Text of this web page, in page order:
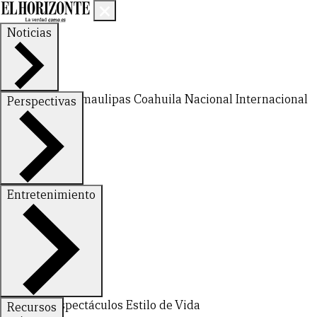
Noticias
Nuevo LeónTamaulipas Coahuila NacionalInternacional
Perspectivas
FinanzasOpinión
Entretenimiento
DeportesEspectáculos Estilo de Vida
Recursos